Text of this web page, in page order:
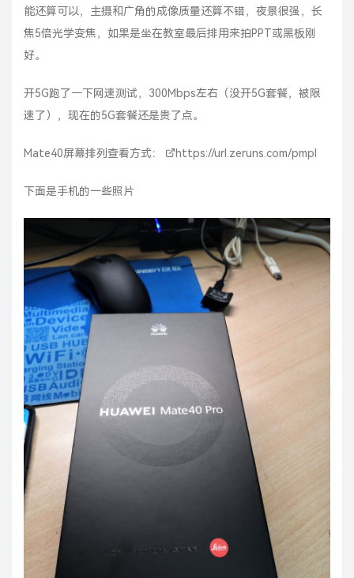
能还算可以，主摄和广角的成像质量还算不错，夜景很强，长
焦5倍光学变焦，如果是坐在教室最后排用来拍PPT或黑板刚
好。
开5G跑了一下网速测试，300Mbps左右（没开5G套餐，被限
速了），现在的5G套餐还是贵了点。
Mate40屏幕排列查看方式： https://url.zeruns.com/pmpl
下面是手机的一些照片